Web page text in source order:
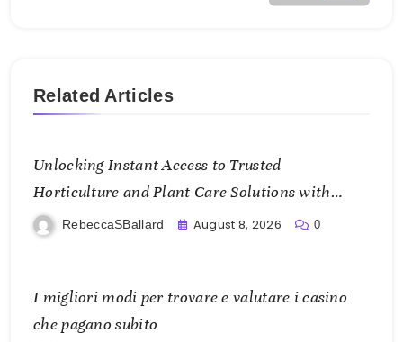
Related Articles
Unlocking Instant Access to Trusted
Horticulture and Plant Care Solutions with
KOI77 LINK
RebeccaSBallard August 8, 2026 0
I migliori modi per trovare e valutare i casino
che pagano subito